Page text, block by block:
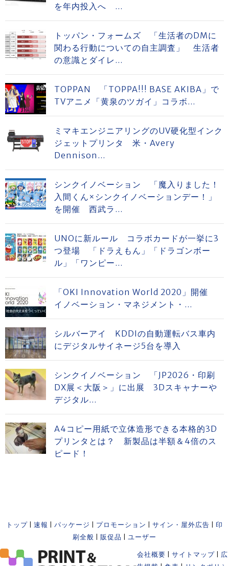
を年内投入へ ...
トッパン・フォームズ 「生活者のDMに
関わる行動についての自主調査」 生活者
の意識とダイレ...
TOPPAN 「TOPPA!!! BASE AKIBA」で
TVアニメ「黄泉のツガイ」コラボ...
ミマキエンジニアリングのUV硬化型インク
ジェットプリンタ 米・Avery
Dennison...
シンクイノベーション 「魔入りました！
入間くん×シンクイノベーションデー！」
を開催 西武ラ...
UNOに新ルール コラボカードが一挙に3
つ登場 「ドラえもん」「ドラゴンボー
ル」「ワンピー...
「OKI Innovation World 2020」開催
イノベーション・マネジメント・...
シルバーアイ KDDIの自動運転バス車内
にデジタルサイネージ5台を導入
シンクイノベーション 「JP2026・印刷
DX展＜大阪＞」に出展 3Dスキャナーや
デジタル...
A4コピー用紙で立体造形できる本格的3D
プリンタとは？ 新製品は半額＆4倍のス
ピード！
トップ 速報 パッケージ プロモーション サイン・屋外広告
印
刷全般
販促品 ユーザー
会社概要 サイトマップ
広